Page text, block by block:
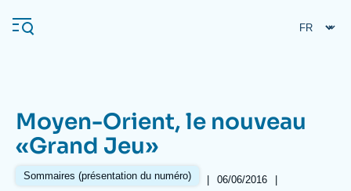
au
contenu
Navigation
principale
L'Ifri
Moyen-Orient, le nouveau
«Grand Jeu»
Sommaires (présentation du numéro) |
Date
06/06/2016
|